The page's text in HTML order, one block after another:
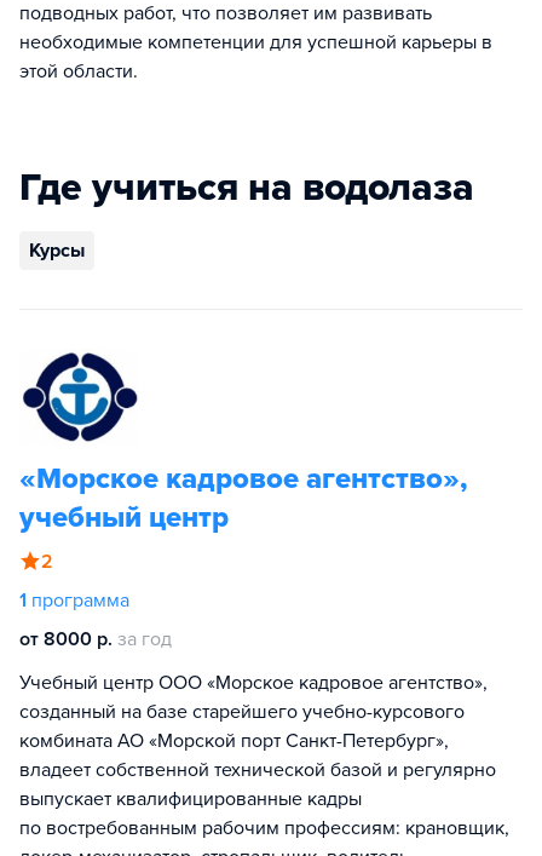
подводных работ, что позволяет им развивать
необходимые компетенции для успешной карьеры в
этой области.
Где учиться на водолаза
Курсы
«Морское кадровое агентство»,
учебный центр
2
1 программа
от 8000 р. за год
Учебный центр ООО «Морское кадровое агентство»,
созданный на базе старейшего учебно-курсового
комбината АО «Морской порт Санкт-Петербург»,
владеет собственной технической базой и регулярно
выпускает квалифицированные кадры
по востребованным рабочим профессиям: крановщик,